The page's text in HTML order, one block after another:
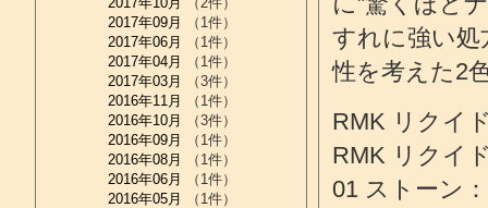
すれに強い
性を考えた2
RMK リクイ
RMK リクイ
01 ストーン
2017年09月
（1件）
2017年06月
（1件）
2017年04月
（1件）
2017年03月
（3件）
2016年11月
（1件）
2016年10月
（3件）
2016年09月
（1件）
2016年08月
（1件）
2016年06月
（1件）
2016年05月
（1件）